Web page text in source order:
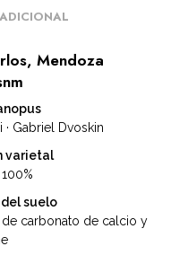
Mendoza
Gabriel Dvoskin
varietal
suelo
carbonato de calcio y